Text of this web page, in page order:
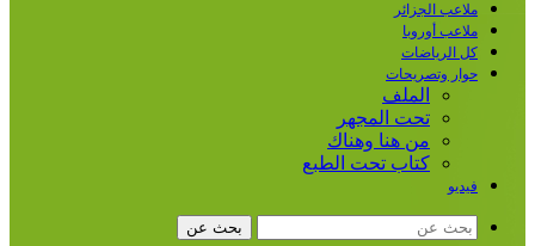
ملاعب الجزائر
ملاعب أوروبا
كل الرياضات
حوار وتصريحات
الملف
تحت المجهر
من هنا وهناك
كتاب تحت الطبع
فيديو
بحث عن